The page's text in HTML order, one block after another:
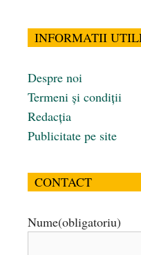
INFORMATII
Despre noi
Termeni și condiții
Redacția
Publicitate pe site
CONTACT
Nume(obligatoriu)